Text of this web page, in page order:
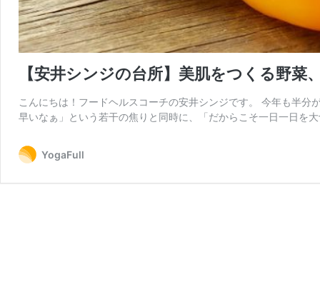
【安井シンジの台所】美肌をつくる野
こんにちは！フードヘルスコーチの安井シンジです。 今年も半
早いなぁ」という若干の焦りと同時に、「だからこそ一日一日を
YogaFull